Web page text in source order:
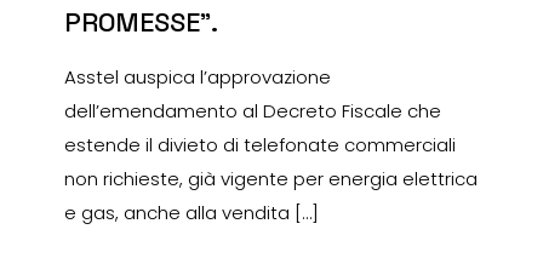
PROMESSE”.
Asstel auspica l’approvazione
dell’emendamento al Decreto Fiscale che
estende il divieto di telefonate commerciali
non richieste, già vigente per energia elettrica
e gas, anche alla vendita […]